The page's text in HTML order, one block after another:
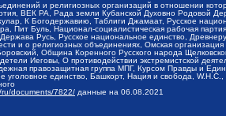
и религиозных организаций в отношении
ВЕК РА, Рада земли Кубанской Духовно Родовой
К Богодержавию, Таблиги Джамаат, Русское
Пит Буль, Национал-социалистическая рабочая
Русь, Русское национальное единство,
и о религиозных объединениях, Омская
Община Коренного Русского народа
Иеговы, О противодействии экстремистской
правозащитная группа МПГ, Курсом Правды и
уголовное единство, Башкорт, Нация и свобода,
documents/7822/ данные на 06.08.2021